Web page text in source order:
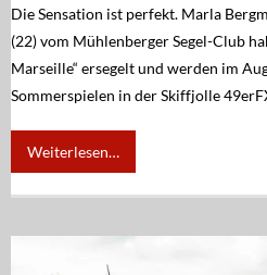
Die Sensation ist perfekt. Marla
(22) vom Mühlenberger Segel-Club
Marseille“ ersegelt und werden im
Sommerspielen in der Skiffjolle
Weiterlesen…